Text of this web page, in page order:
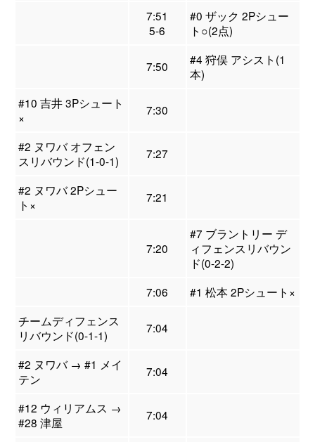
7:51
5-6
#0 ザック 2Pシュー
ト○(2点)
7:50
#4 狩俣 アシスト(1
本)
#10 吉井 3Pシュート
×
7:30
#2 ヌワバ オフェン
スリバウンド(1-0-1)
7:27
#2 ヌワバ 2Pシュー
ト×
7:21
7:20
#7 ブラントリー デ
ィフェンスリバウン
ド(0-2-2)
7:06
#1 松本 2Pシュート×
チームディフェンス
リバウンド(0-1-1)
7:04
#2 ヌワバ → #1 メイ
テン
7:04
#12 ウィリアムス →
#28 津屋
7:04